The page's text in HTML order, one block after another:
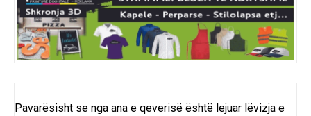
Pavarësisht se nga ana e qeverisë është lejuar lëvizja e